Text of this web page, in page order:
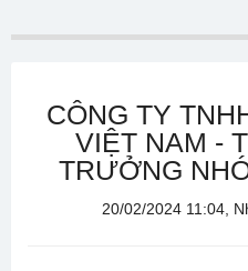
CÔNG TY
VIỆT NAM -
TRƯỞNG
20/02/2024 11:04,